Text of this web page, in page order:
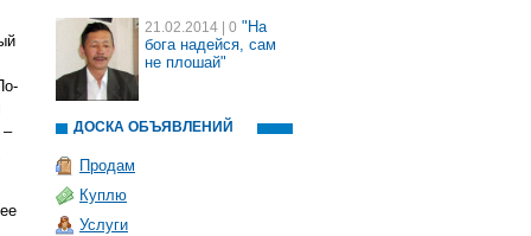
–
21.02.2014 | 0 "На
бога надейся, сам
не плошай"
ДОСКА ОБЪЯВЛЕНИЙ
Продам
Куплю
Услуги